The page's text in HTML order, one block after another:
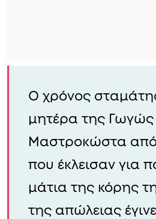
Ο χρόνος
μητέρα της Γωγώς
Μαστροκώστα από
που έκλεισαν για
μάτια της κόρης
της απώλειας